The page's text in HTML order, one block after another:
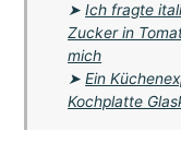
➤Ich fragte
Zucker in
mich
➤Ein
Kochplatte